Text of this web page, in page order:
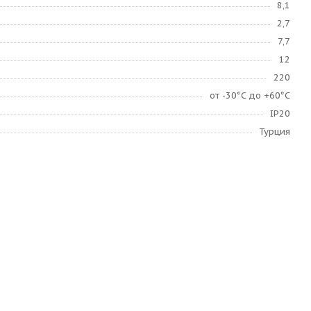
8,1
2,7
7,7
12
220
от -30°С до +60°С
IP20
Турция